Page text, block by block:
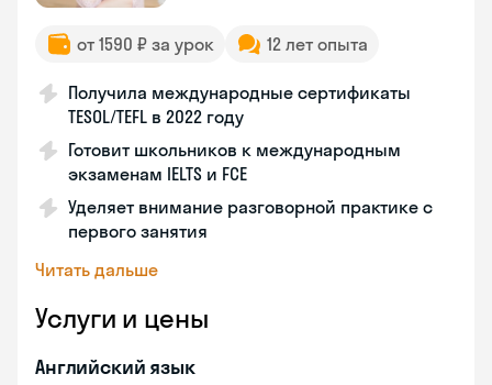
от 1590 ₽ за урок 12 лет опыта
Получила международные сертификаты
TESOL/TEFL в 2022 году
Готовит школьников к международным
экзаменам IELTS и FCE
Уделяет внимание разговорной практике с
первого занятия
Читать дальше
Услуги и цены
Английский язык